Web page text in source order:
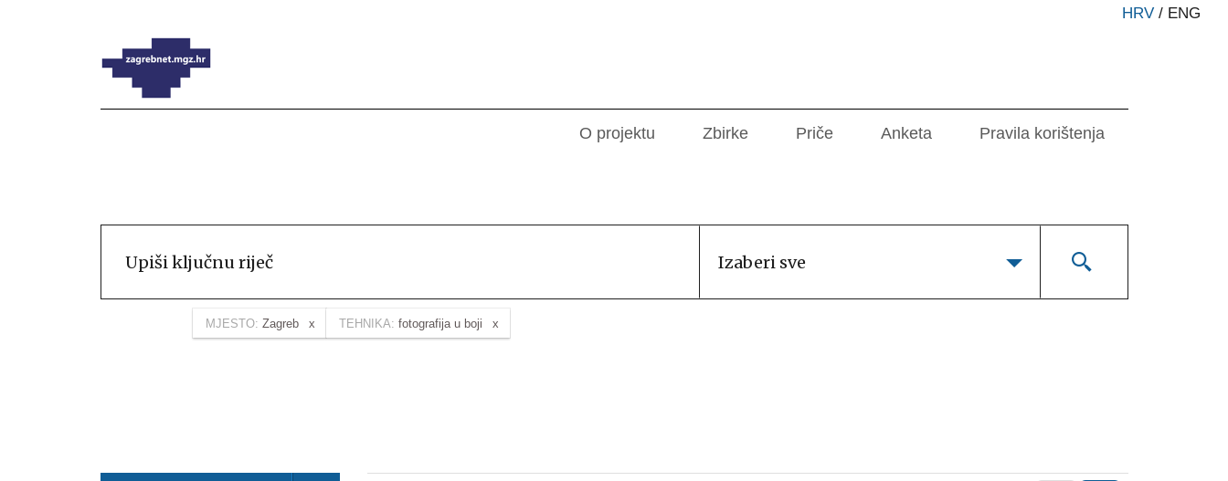
HRV / ENG
O projektu Zbirke Priče Anketa Pravila korištenja
Izaberi sve
MJESTO: Zagreb TEHNIKA: fotografija u boji